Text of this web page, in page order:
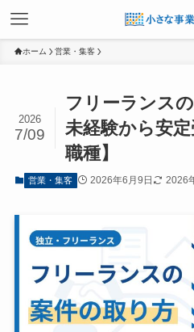
ホーム 営業・集客
フリーランス
未経験から安
職種】
2026
7/09
営業・集客 2026年6月9日 2026